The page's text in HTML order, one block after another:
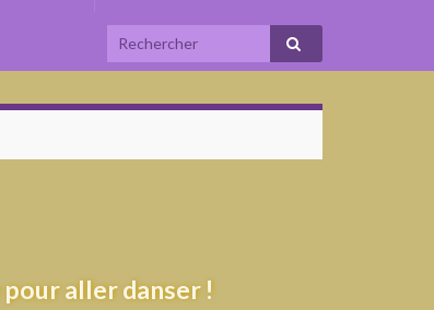
aller danser !